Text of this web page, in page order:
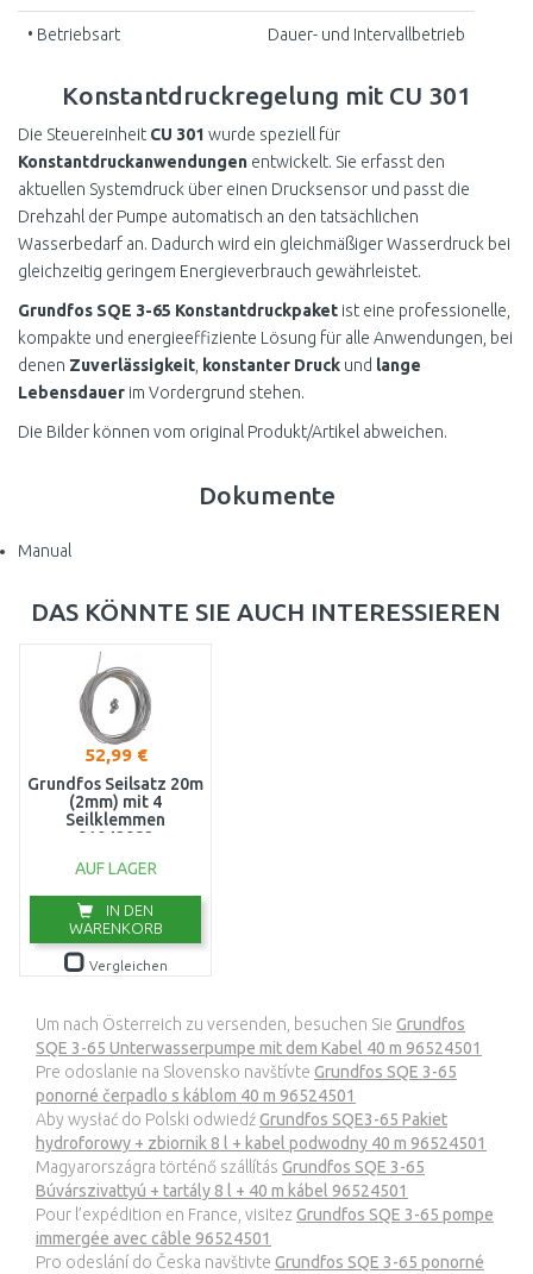
• Betriebsart Dauer- und Intervallbetrieb
Konstantdruckregelung mit CU 301
Die Steuereinheit CU 301 wurde speziell für
Konstantdruckanwendungen entwickelt. Sie erfasst den
aktuellen Systemdruck über einen Drucksensor und passt die
Drehzahl der Pumpe automatisch an den tatsächlichen
Wasserbedarf an. Dadurch wird ein gleichmäßiger Wasserdruck bei
gleichzeitig geringem Energieverbrauch gewährleistet.
Grundfos SQE 3-65 Konstantdruckpaket ist eine professionelle,
kompakte und energieeffiziente Lösung für alle Anwendungen, bei
denen Zuverlässigkeit konstanter Druck und lange
Lebensdauer im Vordergrund stehen.
Die Bilder können vom original Produkt/Artikel abweichen.
Dokumente
Manual
DAS KÖNNTE SIE AUCH INTERESSIEREN
52,99 €
Grundfos Seilsatz 20m
(2mm) mit 4
Seilklemmen
91042982
AUF LAGER
IN DEN
WARENKORB
Vergleichen
Um nach Österreich zu versenden, besuchen Sie Grundfos
SQE 3-65 Unterwasserpumpe mit dem Kabel 40 m 96524501
Pre odoslanie na Slovensko navštívte Grundfos SQE 3-65
ponorné čerpadlo s káblom 40 m 96524501
Aby wysłać do Polski odwiedźGrundfos SQE3-65 Pakiet
hydroforowy + zbiornik 8 l + kabel podwodny 40 m 96524501
Magyarországra történő szállítás Grundfos SQE 3-65
Búvárszivattyú + tartály 8 l + 40 m kábel 96524501
Pour l’expédition en France, visitez Grundfos SQE 3-65 pompe
immergée avec câble 96524501
Pro odeslání do Česka navštivte Grundfos SQE 3-65 ponorné